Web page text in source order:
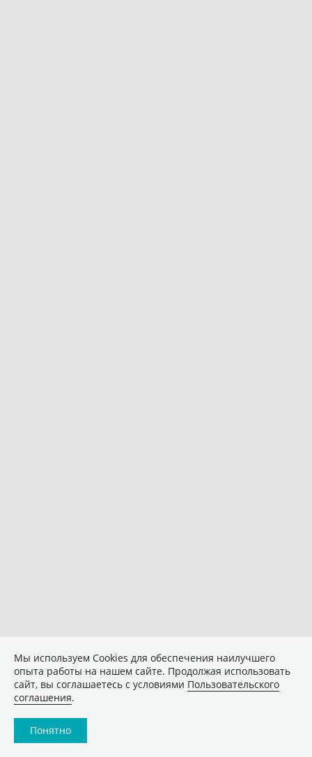
Мы используем Сookies для обеспечения наилучшего
опыта работы на нашем сайте. Продолжая использовать
сайт, вы соглашаетесь с условиями Пользовательского
соглашения.
Понятно